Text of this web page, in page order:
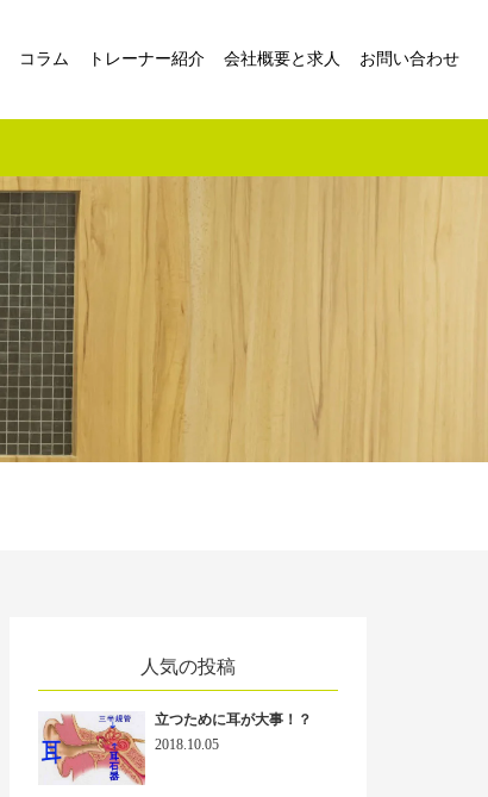
コラム トレーナー紹介 会社概要と求人 お問い合わせ
人気の投稿
立つために耳が大事！？
2018.10.05